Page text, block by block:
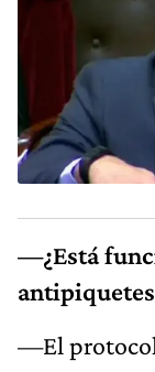
—¿Está
—El